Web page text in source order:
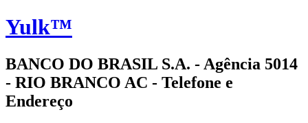
Yulk™
BANCO DO BRASIL S.A. - Agência 5014
- RIO BRANCO AC - Telefone e
Endereço